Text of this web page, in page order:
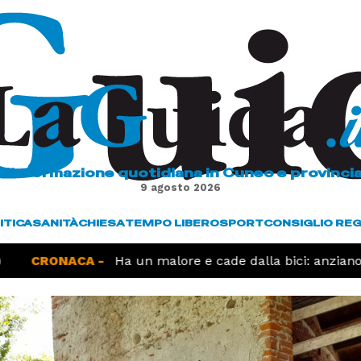
L'informazione quotidiana in Cuneo e
9 agosto 2026
SANITÀCHIESATEMPO LIBEROSPORTCONSIGLIO
CRONACA - Ha un malore e cade dalla bici: anziano